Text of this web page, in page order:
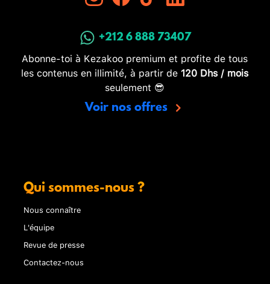
+212 6 888 73407
Abonne-toi à Kezakoo premium et profite de tous
les contenus en illimité, à partir de 120 Dhs / mois
seulement 😎
Voir nos offres
Qui sommes-nous ?
Nous connaître
L'équipe
Revue de presse
Contactez-nous